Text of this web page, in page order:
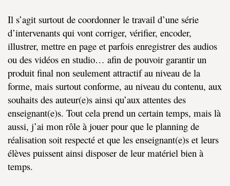
Il s’agit surtout de coordonner le travail d’une série
d’intervenants qui vont corriger, vérifier, encoder,
illustrer, mettre en page et parfois enregistrer des audios
ou des vidéos en studio… afin de pouvoir garantir un
produit final non seulement attractif au niveau de la
forme, mais surtout conforme, au niveau du contenu, aux
souhaits des auteur(e)s ainsi qu’aux attentes des
enseignant(e)s. Tout cela prend un certain temps, mais là
aussi, j’ai mon rôle à jouer pour que le planning de
réalisation soit respecté et que les enseignant(e)s et leurs
élèves puissent ainsi disposer de leur matériel bien à
temps.​